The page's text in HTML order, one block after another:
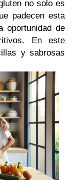
no solo es
padecen esta
oportunidad de
En este
y sabrosas